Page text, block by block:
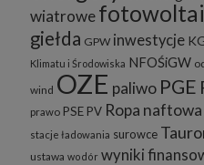
wiatrowe
giełda GPW inwestycje
Klimatu i Środowiska NFOŚiGW
wind OZE paliwo PGE
prawo PSE PV Ropa naftowa
stacje ładowania surowce
ustawa wodór wyniki